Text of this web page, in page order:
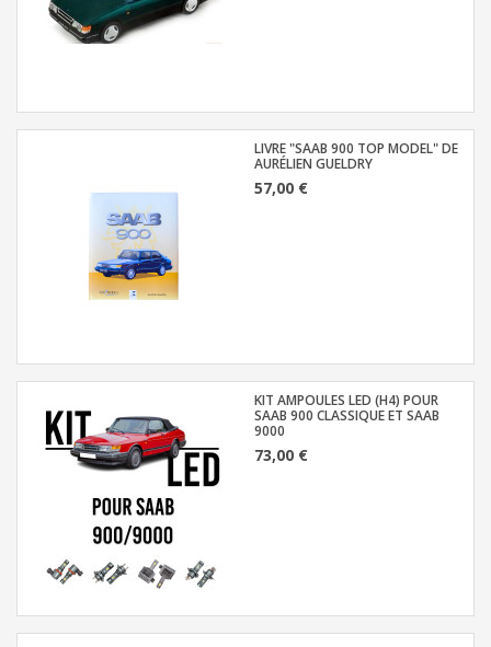
LIVRE "SAAB 900 TOP MODEL" DE
AURÉLIEN GUELDRY
57,00 €
KIT AMPOULES LED (H4) POUR
SAAB 900 CLASSIQUE ET SAAB
9000
73,00 €